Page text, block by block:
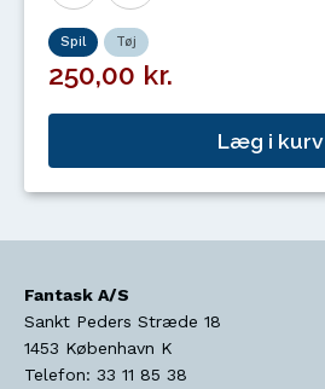
Spil Tøj
250,00 kr.
Læg i kurv
Fantask A/S
Sankt Peders Stræde 18
1453 København K
Telefon: 33 11 85 38